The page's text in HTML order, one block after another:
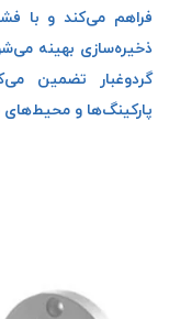
گردوغبار تضمین
پارکینگ‌ها و